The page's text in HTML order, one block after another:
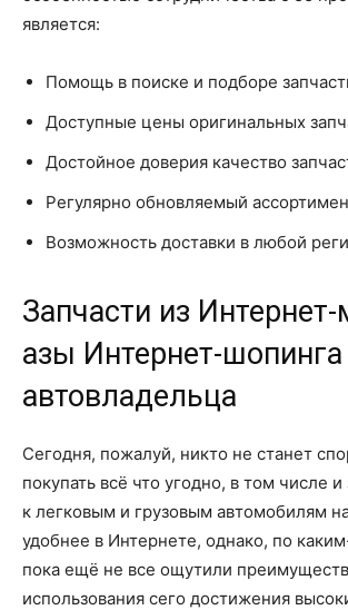
является:
Помощь в поиске и подборе
Доступные цены оригинальных
Достойное доверия качество
Регулярно обновляемый
Возможность доставки в любой
Запчасти из Интернет-
азы Интернет-
автовладельца
Сегодня, пожалуй, никто не станет
покупать всё что угодно, в том числе
к легковым и грузовым автомобилям
удобнее в Интернете, однако, по
пока ещё не все ощутили
использования сего достижения